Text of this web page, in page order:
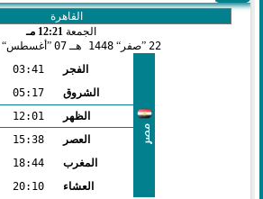
الجمعة 12:21 مـ
22 صفر 1448 هـ 07 أغسطس
مصر
الفجر
03:41
الشروق
05:17
الظهر
12:01
العصر
15:38
المغرب
18:44
العشاء
20:10